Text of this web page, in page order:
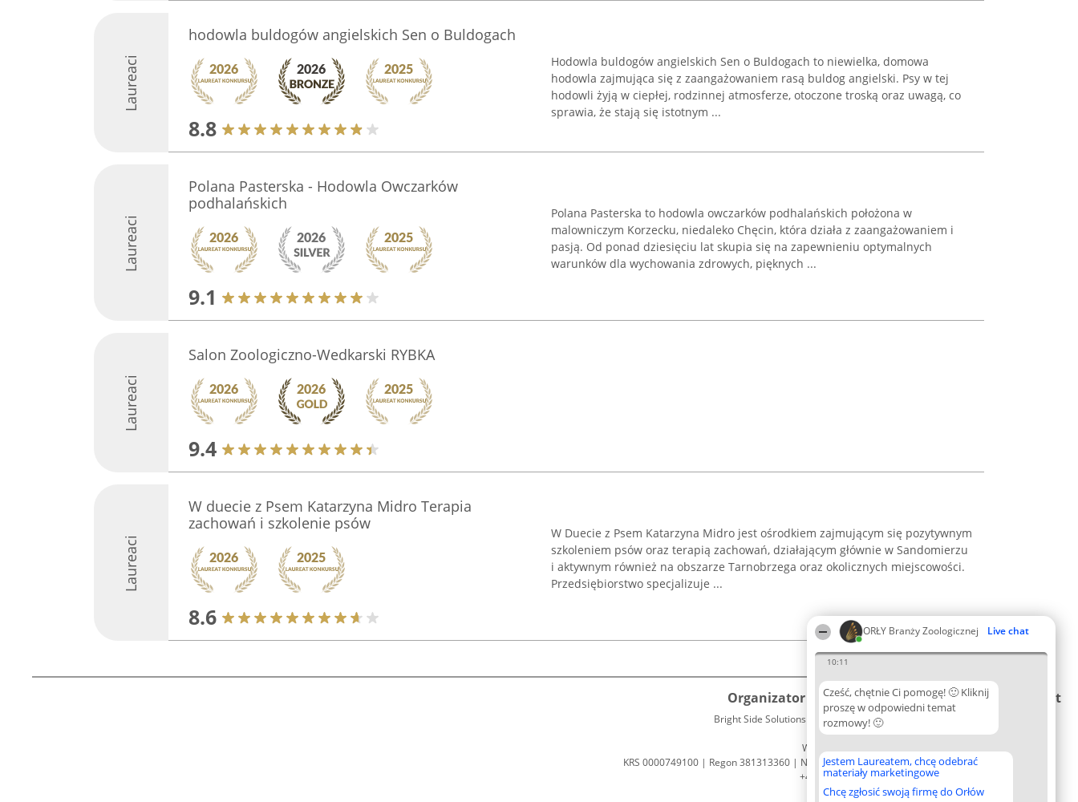
ORŁY Branży Zoologicznej Live chat
10:11
Cześć, chętnie Ci pomogę! 🙂 Kliknij
proszę w odpowiedni temat
rozmowy! 🙂
Jestem Laureatem, chcę odebrać
materiały marketingowe
Chcę zgłosić swoją firmę do Orłów
Laureaci
hodowla buldogów angielskich Sen o Buldogach
8.8
Hodowla buldogów angielskich Sen o Buldogach to niewielka, domowa
hodowla zajmująca się z zaangażowaniem rasą buldog angielski. Psy w tej
hodowli żyją w ciepłej, rodzinnej atmosferze, otoczone troską oraz uwagą, co
sprawia, że stają się istotnym ...
Laureaci
Polana Pasterska - Hodowla Owczarków
podhalańskich
9.1
Polana Pasterska to hodowla owczarków podhalańskich położona w
malowniczym Korzecku, niedaleko Chęcin, która działa z zaangażowaniem i
pasją. Od ponad dziesięciu lat skupia się na zapewnieniu optymalnych
warunków dla wychowania zdrowych, pięknych ...
Laureaci
Salon Zoologiczno-Wedkarski RYBKA
9.4
Laureaci
W duecie z Psem Katarzyna Midro Terapia
zachowań i szkolenie psów
8.6
W Duecie z Psem Katarzyna Midro jest ośrodkiem zajmującym się pozytywnym
szkoleniem psów oraz terapią zachowań, działającym głównie w Sandomierzu
i aktywnym również na obszarze Tarnobrzega oraz okolicznych miejscowości.
Przedsiębiorstwo specjalizuje ...
Organizator plebiscytu
Bright Side Solutions sp. z o. o. sp. k.
ul. Ruska 22
Wrocław 50-079
KRS 0000749100 | Regon 381313360 | NIP 8943132676
+48 508 492 400
Plebiscyt
Lista
Laureatów
Zasady
Regulamin
Kontakt